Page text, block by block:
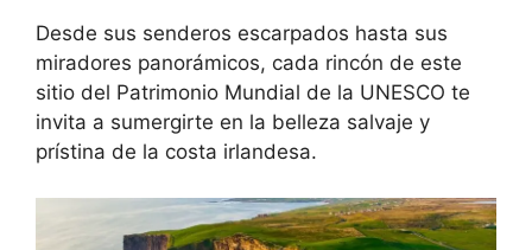
Desde sus senderos escarpados hasta sus
miradores panorámicos, cada rincón de este
sitio del Patrimonio Mundial de la UNESCO te
invita a sumergirte en la belleza salvaje y
prístina de la costa irlandesa.